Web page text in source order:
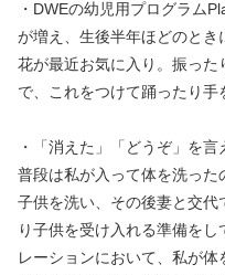
・DWEの幼児用プログラム
が増え、生後半年ほどのと
花が最近お気に入り。振っ
で、これをつけて踊ったり手
・「消えた」「どうぞ」を
普段は私が入って体を洗っ
子供を洗い、その後妻と交代
り子供を受け入れる準備を
レーションにおいて、私が